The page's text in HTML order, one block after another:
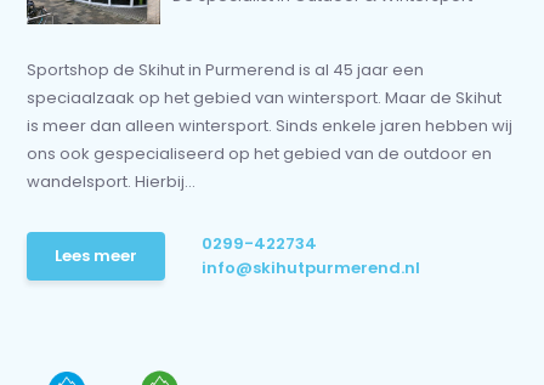
Sportshop de Skihut in Purmerend is al 45 jaar een
speciaalzaak op het gebied van wintersport. Maar de Skihut
is meer dan alleen wintersport. Sinds enkele jaren hebben wij
ons ook gespecialiseerd op het gebied van de outdoor en
wandelsport. Hierbij...
Lees meer
0299-422734
info@skihutpurmerend.nl